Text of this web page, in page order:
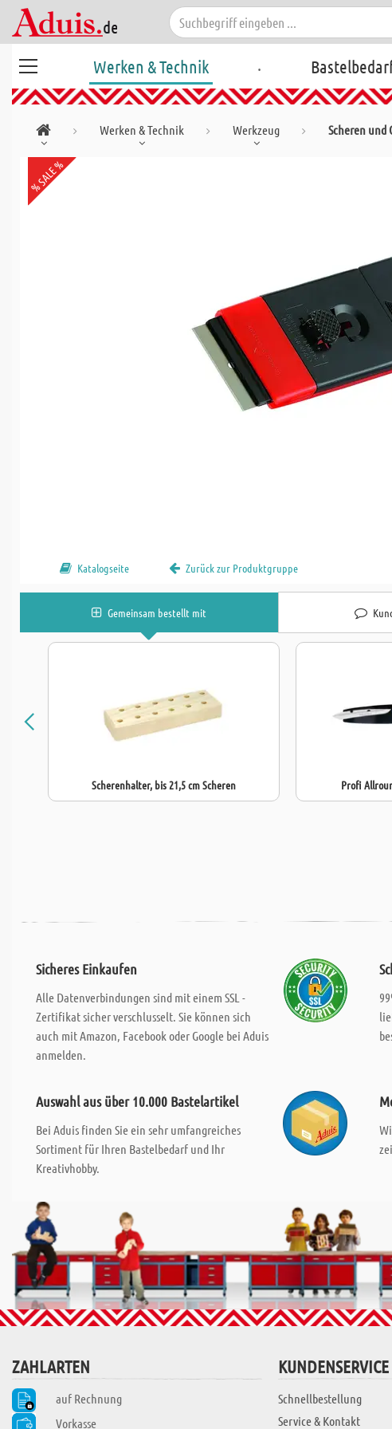
Werken & Technik .
Werken & Technik Werkzeug Scheren und
% SALE %
Katalogseite Zurück zur Produktgruppe
Gemeinsam bestellt mit
Scherenhalter, bis 21,5 cm Scheren Profi
Sicheres Einkaufen
Alle Datenverbindungen sind mit einem SSL -
Zertifikat sicher verschlusselt. Sie können sich
auch mit Amazon, Facebook oder Google bei Aduis
anmelden.
Auswahl aus über 10.000 Bastelartikel
Bei Aduis finden Sie ein sehr umfangreiches
Sortiment für Ihren Bastelbedarf und Ihr
Kreativhobby.
ZAHLARTEN
auf Rechnung
Vorkasse
KUNDENSERVICE
Schnellbestellung
Service & Kontakt